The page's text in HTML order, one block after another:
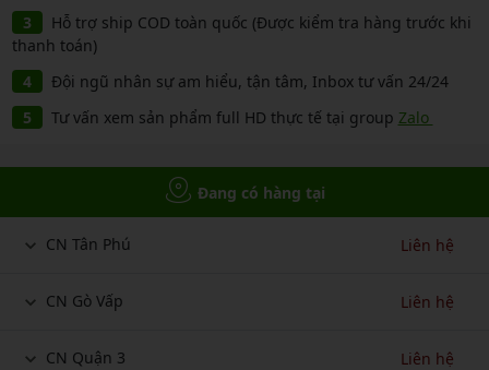
Hỗ trợ ship COD toàn quốc (Được kiểm tra hàng trước khi
thanh toán)
Đội ngũ nhân sự am hiểu, tận tâm, Inbox tư vấn 24/24
Tư vấn xem sản phẩm full HD thực tế tại group Zalo
Đang có hàng tại
CN Tân Phú Liên hệ
CN Gò Vấp Liên hệ
CN Quận 3 Liên hệ